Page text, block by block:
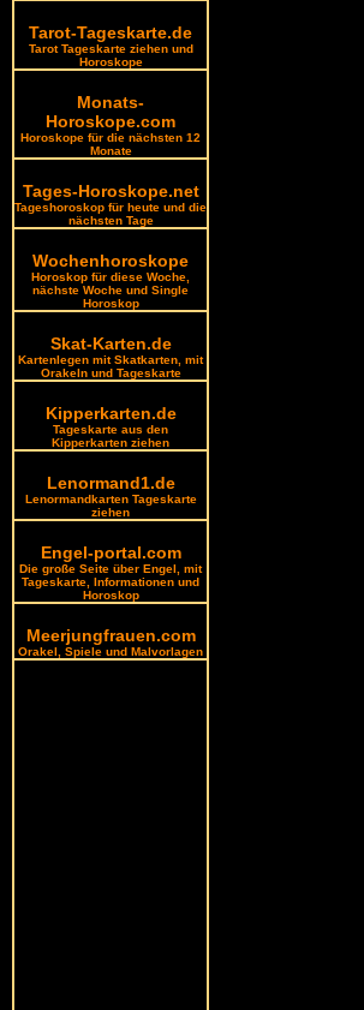
Tarot-Tageskarte.de
Tarot Tageskarte ziehen und
Horoskope
Monats-
Horoskope.com
Horoskope für die nächsten 12
Monate
Tages-Horoskope.net
Tageshoroskop für heute und die
nächsten Tage
Wochenhoroskope
Horoskop für diese Woche,
nächste Woche und Single
Horoskop
Skat-Karten.de
Kartenlegen mit Skatkarten, mit
Orakeln und Tageskarte
Kipperkarten.de
Tageskarte aus den
Kipperkarten ziehen
Lenormand1.de
Lenormandkarten Tageskarte
ziehen
Engel-portal.com
Die große Seite über Engel, mit
Tageskarte, Informationen und
Horoskop
Meerjungfrauen.com
Orakel, Spiele und Malvorlagen